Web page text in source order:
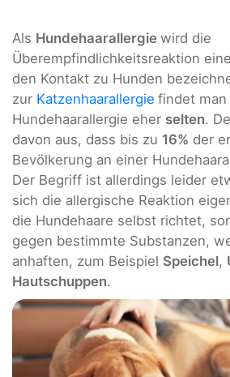
Als Hundehaarallergie wird die
Überempfindlichkeitsreaktion
den Kontakt zu Hunden
zur Katzenhaarallergie findet man
Hundehaarallergie eher selten.
davon aus, dass bis zu 16% der
Bevölkerung an einer
Der Begriff ist allerdings leider
sich die allergische Reaktion
die Hundehaare selbst richtet,
gegen bestimmte Substanzen,
anhaften, zum Beispiel Speichel,
Hautschuppen.